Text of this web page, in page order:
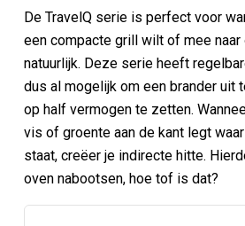
De TravelQ serie is perfect voor
een compacte grill wilt of mee naar
natuurlijk. Deze serie heeft
dus al mogelijk om een brander uit
op half vermogen te zetten.
vis of groente aan de kant legt
staat, creëer je indirecte hitte.
oven nabootsen, hoe tof is dat?